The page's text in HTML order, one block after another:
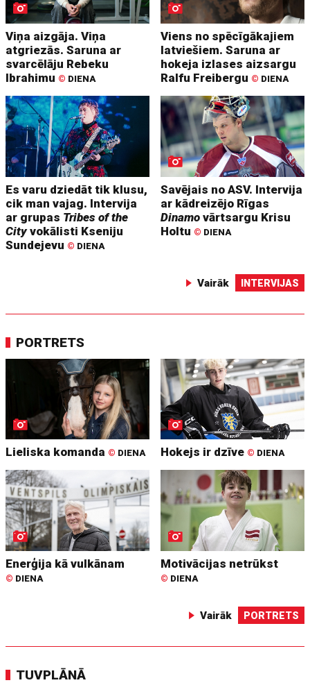
Viņa aizgāja. Viņa
atgriezās. Saruna ar
svarcēlāju Rebeku
Ibrahimu © DIENA
Viens no spēcīgākajiem
latviešiem. Saruna ar
hokeja izlases aizsargu
Ralfu Freibergu © DIENA
Es varu dziedāt tik klusu,
cik man vajag. Intervija
ar grupas Tribes of the
Cityvokālisti Kseniju
Sundejevu © DIENA
Savējais no ASV. Intervija
ar kādreizējo Rīgas
Dinamo vārtsargu Krisu
Holtu © DIENA
Vairāk INTERVIJAS
PORTRETS
Lieliska komanda © DIENA Hokejs ir dzīve © DIENA
Enerģija kā vulkānam
© DIENA
Motivācijas netrūkst
© DIENA
Vairāk PORTRETS
TUVPLĀNĀ